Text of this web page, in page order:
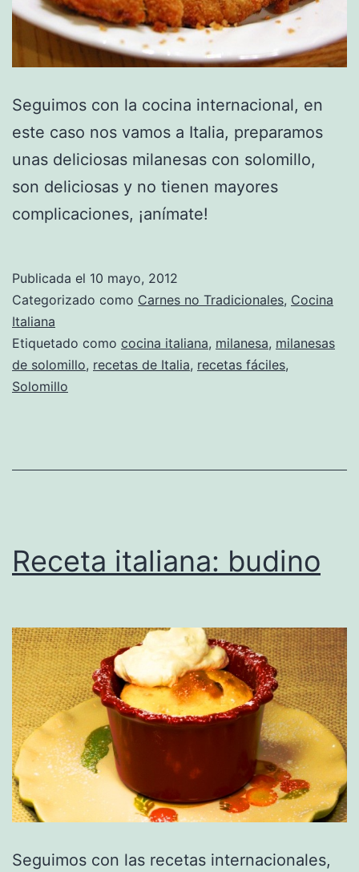
Seguimos con la cocina internacional, en
este caso nos vamos a Italia, preparamos
unas deliciosas milanesas con solomillo,
son deliciosas y no tienen mayores
complicaciones, ¡anímate!
Publicada el 10 mayo, 2012
Categorizado como Carnes no Tradicionales, Cocina
Italiana
Etiquetado como cocina italiana, milanesa, milanesas
de solomillo, recetas de Italia, recetas fáciles,
Solomillo
Receta italiana: budino
Seguimos con las recetas internacionales,